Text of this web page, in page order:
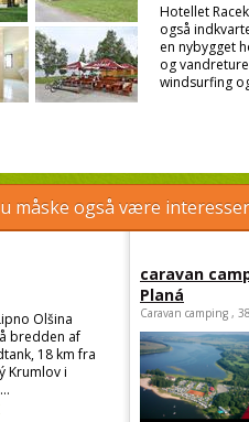
Hotellet
også
en nybygget
og
windsurfing
måske også være
Olšina
bredden af
18 km fra
Krumlov i
caravan
Planá
Caravan camping ,